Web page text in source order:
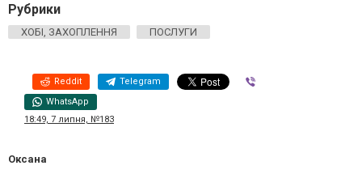
Рубрики
ХОБІ, ЗАХОПЛЕННЯ ПОСЛУГИ
Reddit Telegram
WhatsApp
18:49, 7 липня, №183
Оксана